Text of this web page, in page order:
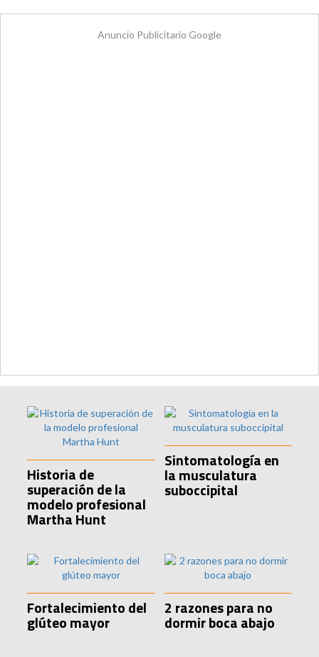
Anuncio Publicitario Google
Historia de
superación de la
modelo profesional
Martha Hunt
Sintomatología en
la musculatura
suboccipital
Fortalecimiento del
glúteo mayor
2 razones para no
dormir boca abajo